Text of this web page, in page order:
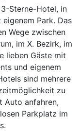
Sterne-Hotel, in
Park. Das
Wege zwischen
im X. Bezirk, im
lieben Gäste mit
und eigenem
sind mehrere
zu
Auto anfahren,
Parkplatz im